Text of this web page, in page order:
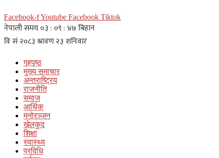
Facebook-fYoutube Facebook Tiktok
गृहपृष्ठ
मुख्य समाचार
अन्तराष्ट्रिय
राजनीति
समाज
आर्थिक
मनोरञ्जन
खेलकुद
शिक्षा
स्वास्थ्य
प्रविधि